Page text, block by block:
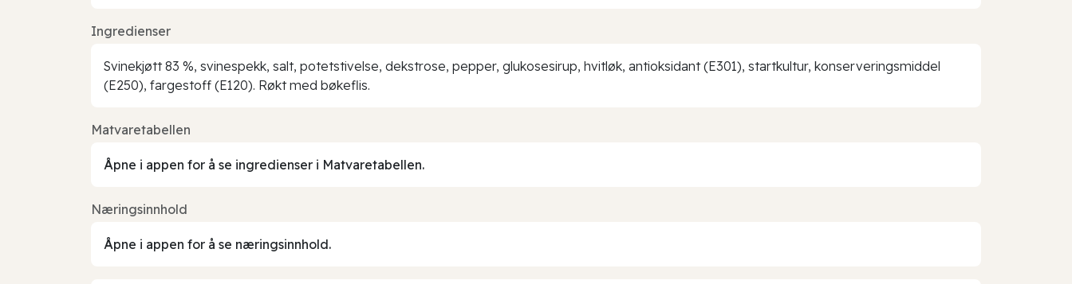
Ingredienser
Svinekjøtt 83 %, svinespekk, salt, potetstivelse, dekstrose, pepper, glukosesirup, hvitløk, antioksidant (E301), startkultur, konserveringsmiddel
(E250), fargestoff (E120). Røkt med bøkeflis.
Matvaretabellen
Åpne i appen for å se ingredienser i Matvaretabellen.
Næringsinnhold
Åpne i appen for å se næringsinnhold.